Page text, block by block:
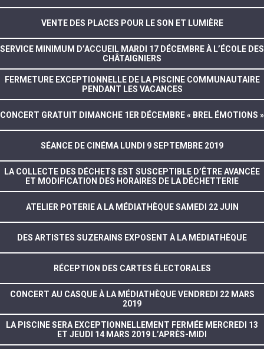
VENTE DES PLACES POUR LE SON ET LUMIÈRE
SERVICE MINIMUM D’ACCUEIL MARDI 17 DÉCEMBRE À L’ÉCOLE DES
CHÂTAIGNIERS
FERMETURE EXCEPTIONNELLE DE LA PISCINE COMMUNAUTAIRE
PENDANT LES VACANCES
CONCERT GRATUIT DIMANCHE 1ER DÉCEMBRE « BREL ÉMOTIONS »
SÉANCE DE CINÉMA LUNDI 9 SEPTEMBRE 2019
LA COLLECTE DES DÉCHETS EST SUSCEPTIBLE D’ÊTRE AVANCÉE
ET MODIFICATION DES HORAIRES DE LA DÉCHETTERIE
ATELIER POTERIE A LA MÉDIATHÈQUE SAMEDI 22 JUIN
DES ARTISTES SUZERAINS EXPOSENT À LA MÉDIATHÈQUE
RÉCEPTION DES CARTES ÉLECTORALES
CONCERT AU CASQUE À LA MÉDIATHÈQUE VENDREDI 22 MARS
2019
LA PISCINE SERA EXCEPTIONNELLEMENT FERMÉE MERCREDI 13
ET JEUDI 14 MARS 2019 L’APRÈS-MIDI